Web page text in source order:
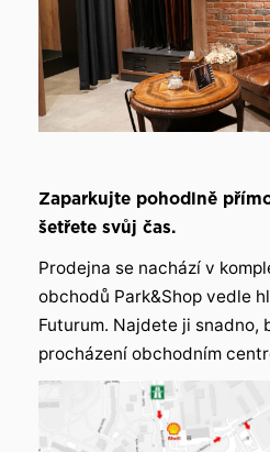
Zaparkujte pohodlně
šetřete svůj čas.
Prodejna se nachází v
obchodů Park&Shop vedle
Futurum. Najdete ji snadno,
procházení obchodním